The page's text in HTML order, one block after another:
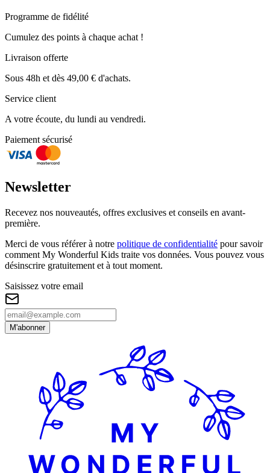
Programme de fidélité
Cumulez des points à chaque achat !
Livraison offerte
Sous 48h et dès 49,00 € d'achats.
Service client
A votre écoute, du lundi au vendredi.
Paiement sécurisé
Newsletter
Recevez nos nouveautés, offres exclusives et conseils en avant-
première.
Merci de vous référer à notre politique de confidentialité pour savoir
comment My Wonderful Kids traite vos données. Vous pouvez vous
désinscrire gratuitement et à tout moment.
Saisissez votre email
M'abonner